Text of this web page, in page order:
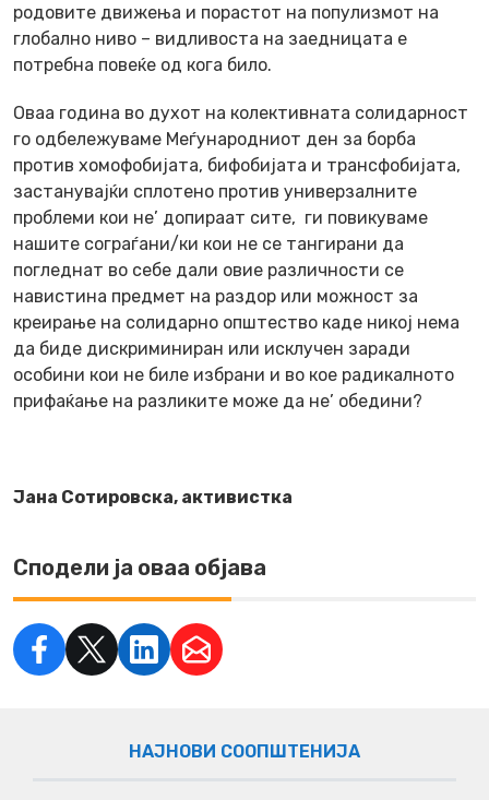
родовите движења и порастот на популизмот на
глобално ниво – видливоста на заедницата е
потребна повеќе од кога било.
Оваа година во духот на колективната солидарност
го одбележуваме Меѓународниот ден за борба
против хомофобијата, бифобијата и трансфобијата,
застанувајќи сплотено против универзалните
проблеми кои не’ допираат сите, ги повикуваме
нашите сограѓани/ки кои не се тангирани да
погледнат во себе дали овие различности се
навистина предмет на раздор или можност за
креирање на солидарно општество каде никој нема
да биде дискриминиран или исклучен заради
особини кои не биле избрани и во кое радикалното
прифаќање на разликите може да не’ обедини?
Јана Сотировска, активистка
Сподели ја оваа објава
НАЈНОВИ СООПШТЕНИЈА